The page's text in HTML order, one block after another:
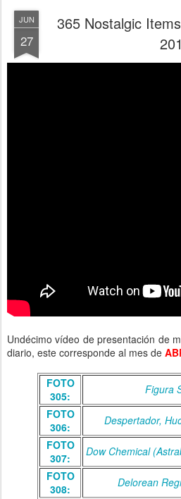
JUN
27
365 Nostalgic
Undécimo vídeo de presentación de
diario, este corresponde al mes de
FOTO
305:
Figura
FOTO
306:
Despertador,
FOTO
307:
Dow Chemical
FOTO
308:
Delorean